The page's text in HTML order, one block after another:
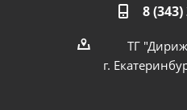
8 (343)
ТГ
г.